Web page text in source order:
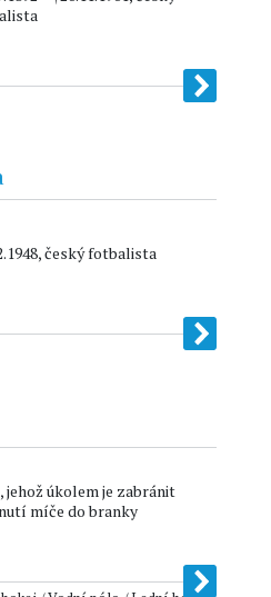
český fotbalista
jehož úkolem je zabránit
míče do branky